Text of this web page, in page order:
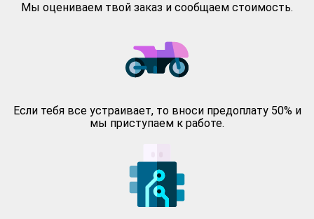
Мы оцениваем твой заказ и сообщаем стоимость.
Если тебя все устраивает, то вноси предоплату 50% и
мы приступаем к работе.